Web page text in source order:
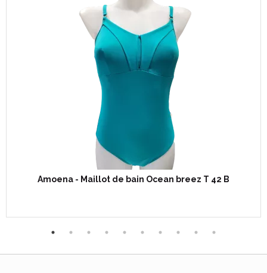
Amoena - Maillot de bain Ocean breez T 42 B